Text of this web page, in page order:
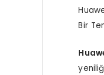
Bir